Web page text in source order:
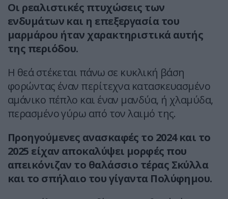
Οι ρεαλιστικές πτυχώσεις των
ενδυμάτων και η επεξεργασία του
μαρμάρου ήταν χαρακτηριστικά αυτής
της περιόδου.
Η θεά στέκεται πάνω σε κυκλική βάση
φορώντας έναν περίτεχνα κατασκευασμένο
αμάνικο πέπλο και έναν μανδύα, ή χλαμύδα,
περασμένο γύρω από τον λαιμό της.
Προηγούμενες ανασκαφές το 2024 και το
2025 είχαν αποκαλύψει μορφές που
απεικόνιζαν το θαλάσσιο τέρας Σκύλλα
και το σπήλαιο του γίγαντα Πολύφημου.